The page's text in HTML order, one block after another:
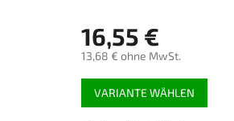
16,55 €
13,68 € ohne MwSt.
Verkaufspreis:
VARIANTE WÄHLEN